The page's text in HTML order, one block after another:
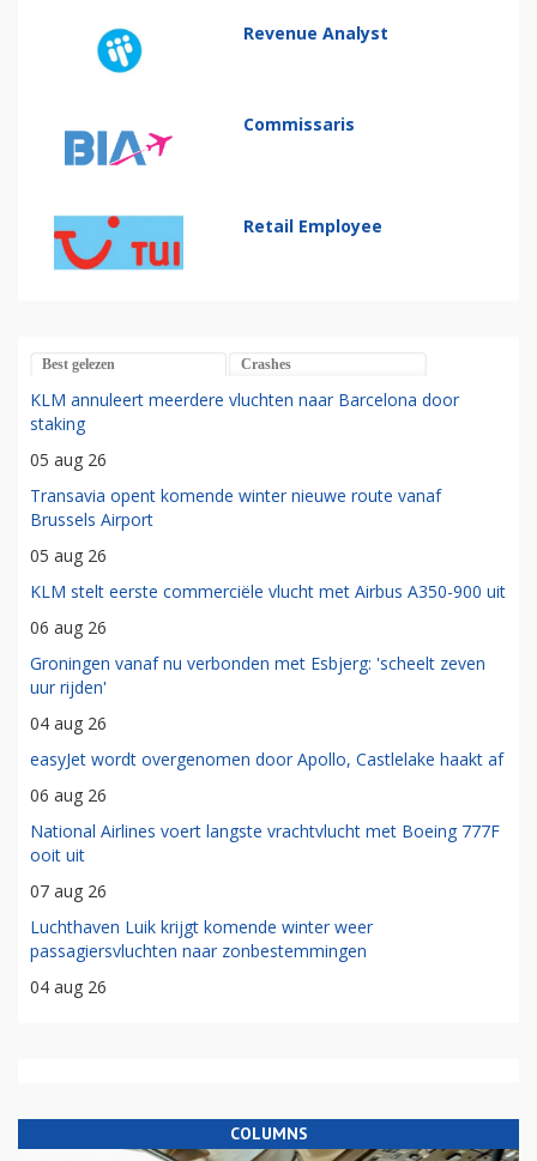
Revenue Analyst
Commissaris
Retail Employee
Best gelezen Crashes
KLM annuleert meerdere vluchten naar Barcelona door
staking
05 aug 26
Transavia opent komende winter nieuwe route vanaf
Brussels Airport
05 aug 26
KLM stelt eerste commerciële vlucht met Airbus A350-900 uit
06 aug 26
Groningen vanaf nu verbonden met Esbjerg: 'scheelt zeven
uur rijden'
04 aug 26
easyJet wordt overgenomen door Apollo, Castlelake haakt af
06 aug 26
National Airlines voert langste vrachtvlucht met Boeing 777F
ooit uit
07 aug 26
Luchthaven Luik krijgt komende winter weer
passagiersvluchten naar zonbestemmingen
04 aug 26
COLUMNS